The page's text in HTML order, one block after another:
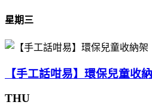
星期三
【手工話咁易】環保兒童收
THU